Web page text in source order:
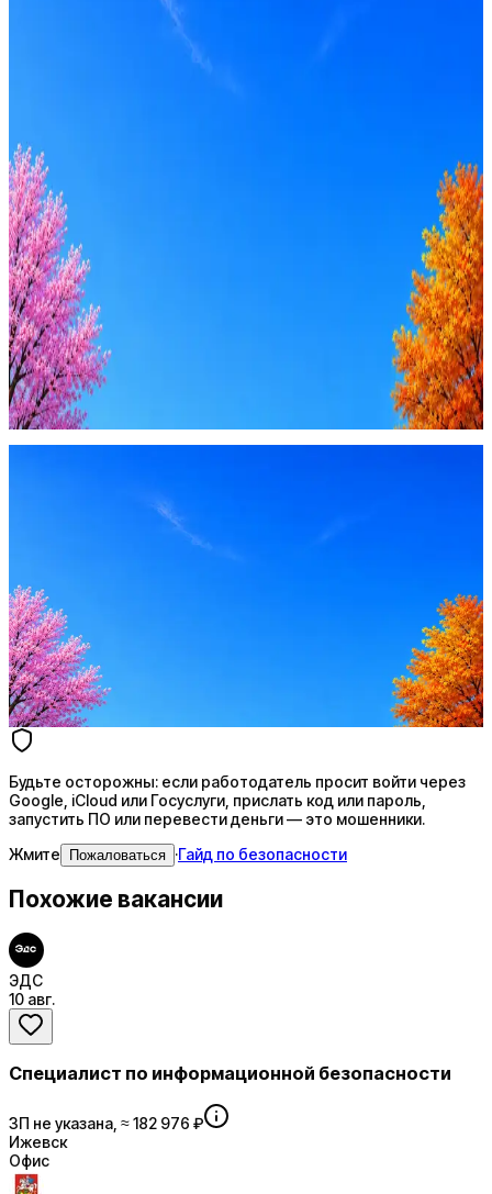
Оффер быстрее с Эйч
Будьте осторожны: если работодатель просит войти через
Google, iCloud или Госуслуги, прислать код или пароль,
запустить ПО или перевести деньги — это мошенники.
Жмите Пожаловаться
Стратегия поиска с AI: рынки, позиции, вилка, каналы
Будьте осторожны: если работодатель просит войти через
Google, iCloud или Госуслуги, прислать код или пароль,
запустить ПО или перевести деньги — это мошенники.
Жмите
Пожаловаться ·Гайд по безопасности
Похожие вакансии
ЭДС
10 авг.
Специалист по информационной безопасности
ЗП не указана, ≈ 182 976 ₽
Ижевск
Офис